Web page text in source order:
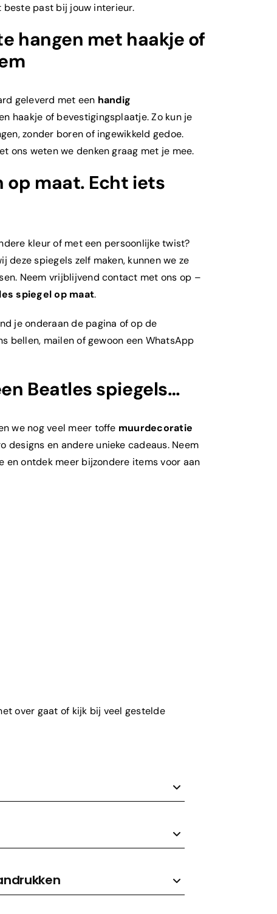
beste past bij jouw interieur.
hangen met haakje of
geleverd met een handig
haakje of bevestigingsplaatje. Zo kun je
zonder boren of ingewikkeld gedoe.
ons weten we denken graag met je mee.
op maat. Echt iets
kleur of met een persoonlijke twist?
deze spiegels zelf maken, kunnen we ze
Neem vrijblijvend contact met ons op –
spiegel op maat.
je onderaan de pagina of op de
bellen, mailen of gewoon een WhatsApp
Beatles spiegels…
we nog veel meer toffe muurdecoratie
designs en andere unieke cadeaus. Neem
en ontdek meer bijzondere items voor aan
over gaat of kijk bij veel gestelde